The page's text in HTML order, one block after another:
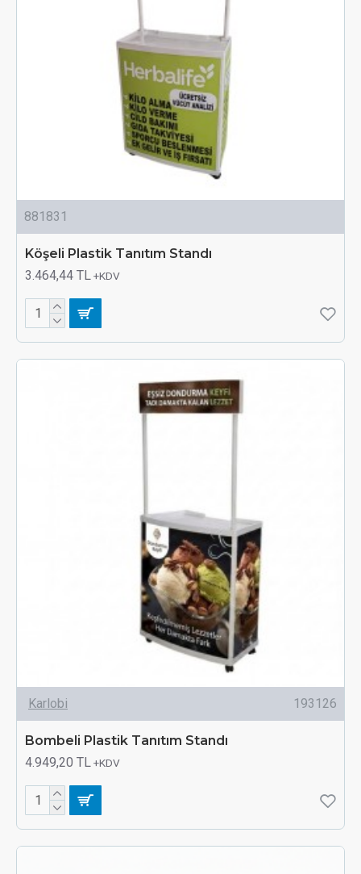
881831
Köşeli Plastik Tanıtım Standı
3.464,44 TL+KDV
Karlobi 193126
Bombeli Plastik Tanıtım Standı
4.949,20 TL+KDV